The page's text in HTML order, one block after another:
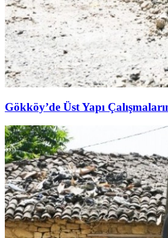
Gökköy’de Üst Yapı